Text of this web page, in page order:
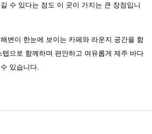
수 있다는 점도 이 곳이 가지는 큰 장점입니
변이 한눈에 보이는 카페와 라운지 공간을 함
으로 함께하며 편안하고 여유롭게 제주 바다
있습니다.